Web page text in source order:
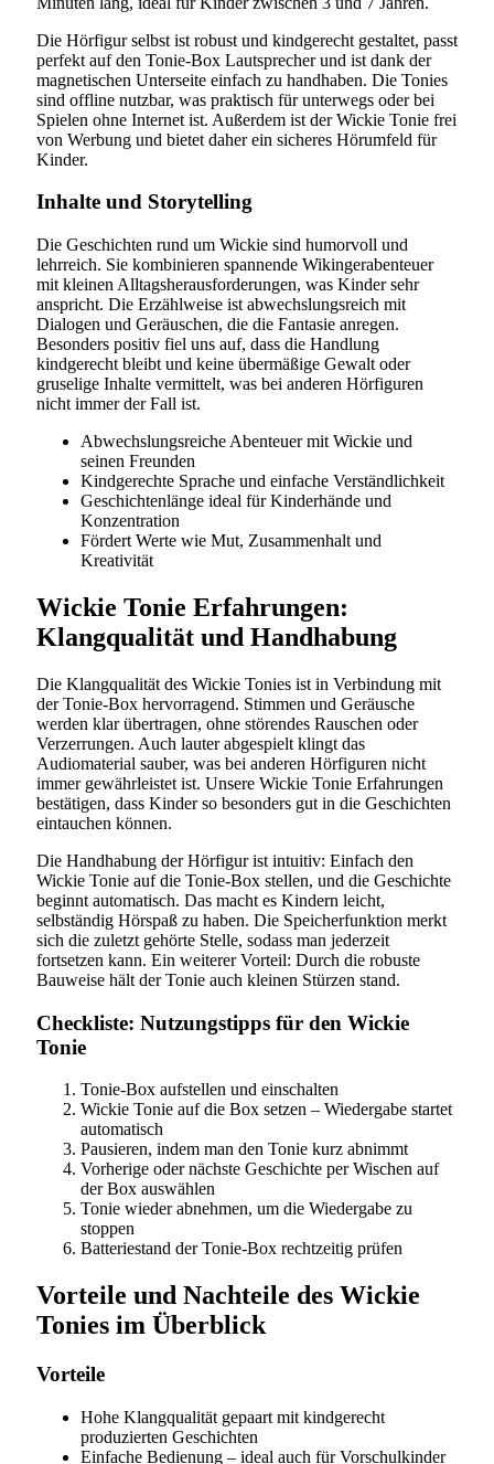
Die Hörfigur selbst ist robust und kindgerecht gestaltet, passt
perfekt auf den Tonie-Box Lautsprecher und ist dank der
magnetischen Unterseite einfach zu handhaben. Die Tonies
sind offline nutzbar, was praktisch für unterwegs oder bei
Spielen ohne Internet ist. Außerdem ist der Wickie Tonie frei
von Werbung und bietet daher ein sicheres Hörumfeld für
Kinder.
Inhalte und Storytelling
Die Geschichten rund um Wickie sind humorvoll und
lehrreich. Sie kombinieren spannende Wikingerabenteuer
mit kleinen Alltagsherausforderungen, was Kinder sehr
anspricht. Die Erzählweise ist abwechslungsreich mit
Dialogen und Geräuschen, die die Fantasie anregen.
Besonders positiv fiel uns auf, dass die Handlung
kindgerecht bleibt und keine übermäßige Gewalt oder
gruselige Inhalte vermittelt, was bei anderen Hörfiguren
nicht immer der Fall ist.
Abwechslungsreiche Abenteuer mit Wickie und
seinen Freunden
Kindgerechte Sprache und einfache Verständlichkeit
Geschichtenlänge ideal für Kinderhände und
Konzentration
Fördert Werte wie Mut, Zusammenhalt und
Kreativität
Wickie Tonie Erfahrungen:
Klangqualität und Handhabung
Die Klangqualität des Wickie Tonies ist in Verbindung mit
der Tonie-Box hervorragend. Stimmen und Geräusche
werden klar übertragen, ohne störendes Rauschen oder
Verzerrungen. Auch lauter abgespielt klingt das
Audiomaterial sauber, was bei anderen Hörfiguren nicht
immer gewährleistet ist. Unsere Wickie Tonie Erfahrungen
bestätigen, dass Kinder so besonders gut in die Geschichten
eintauchen können.
Die Handhabung der Hörfigur ist intuitiv: Einfach den
Wickie Tonie auf die Tonie-Box stellen, und die Geschichte
beginnt automatisch. Das macht es Kindern leicht,
selbständig Hörspaß zu haben. Die Speicherfunktion merkt
sich die zuletzt gehörte Stelle, sodass man jederzeit
fortsetzen kann. Ein weiterer Vorteil: Durch die robuste
Bauweise hält der Tonie auch kleinen Stürzen stand.
Checkliste: Nutzungstipps für den Wickie
Tonie
Tonie-Box aufstellen und einschalten
Wickie Tonie auf die Box setzen – Wiedergabe startet
automatisch
Pausieren, indem man den Tonie kurz abnimmt
Vorherige oder nächste Geschichte per Wischen auf
der Box auswählen
Tonie wieder abnehmen, um die Wiedergabe zu
stoppen
Batteriestand der Tonie-Box rechtzeitig prüfen
Vorteile und Nachteile des Wickie
Tonies im Überblick
Vorteile
Hohe Klangqualität gepaart mit kindgerecht
produzierten Geschichten
Einfache Bedienung – ideal auch für Vorschulkinder